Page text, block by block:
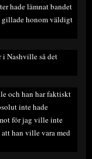
hade lämnat bandet
gillade honom väldigt
i Nashville så det
och han har faktiskt
inte hade
för jag ville inte
han ville vara med